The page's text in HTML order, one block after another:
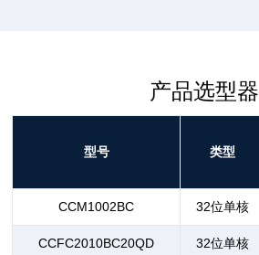
产品选型器
型号 类型
CCM1002BC 32位单核
CCFC2010BC20QD 32位单核